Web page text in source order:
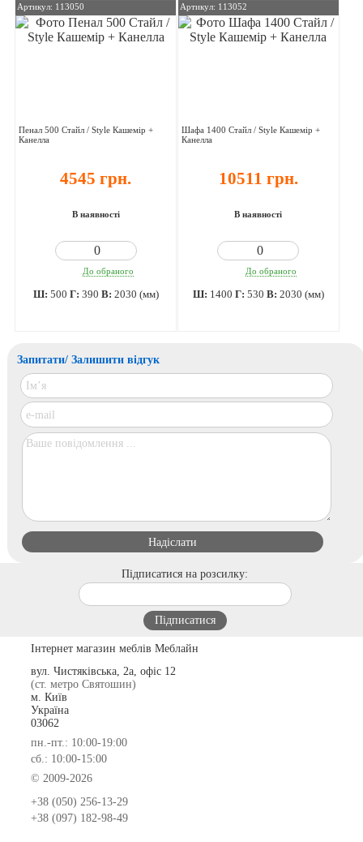
Артикул: 113050
Пенал 500 Стайл / Style Кашемір +
Канелла
4545 грн.
В наявності
До обраного
Ш: 500 Г: 390 В: 2030 (мм)
Артикул: 113052
Шафа 1400 Стайл / Style Кашемір +
Канелла
10511 грн.
В наявності
До обраного
Ш: 1400 Г: 530 В: 2030 (мм)
Запитати/ Залишити відгук
Підписатися на розсилку:
Інтернет магазин меблів Меблайн
вул. Чистяківська, 2а, офіс 12
(ст. метро Святошин)
м. Київ
Україна
03062
пн.-пт.: 10:00-19:00
сб.: 10:00-15:00
© 2009-2026
+38 (050) 256-13-29
+38 (097) 182-98-49